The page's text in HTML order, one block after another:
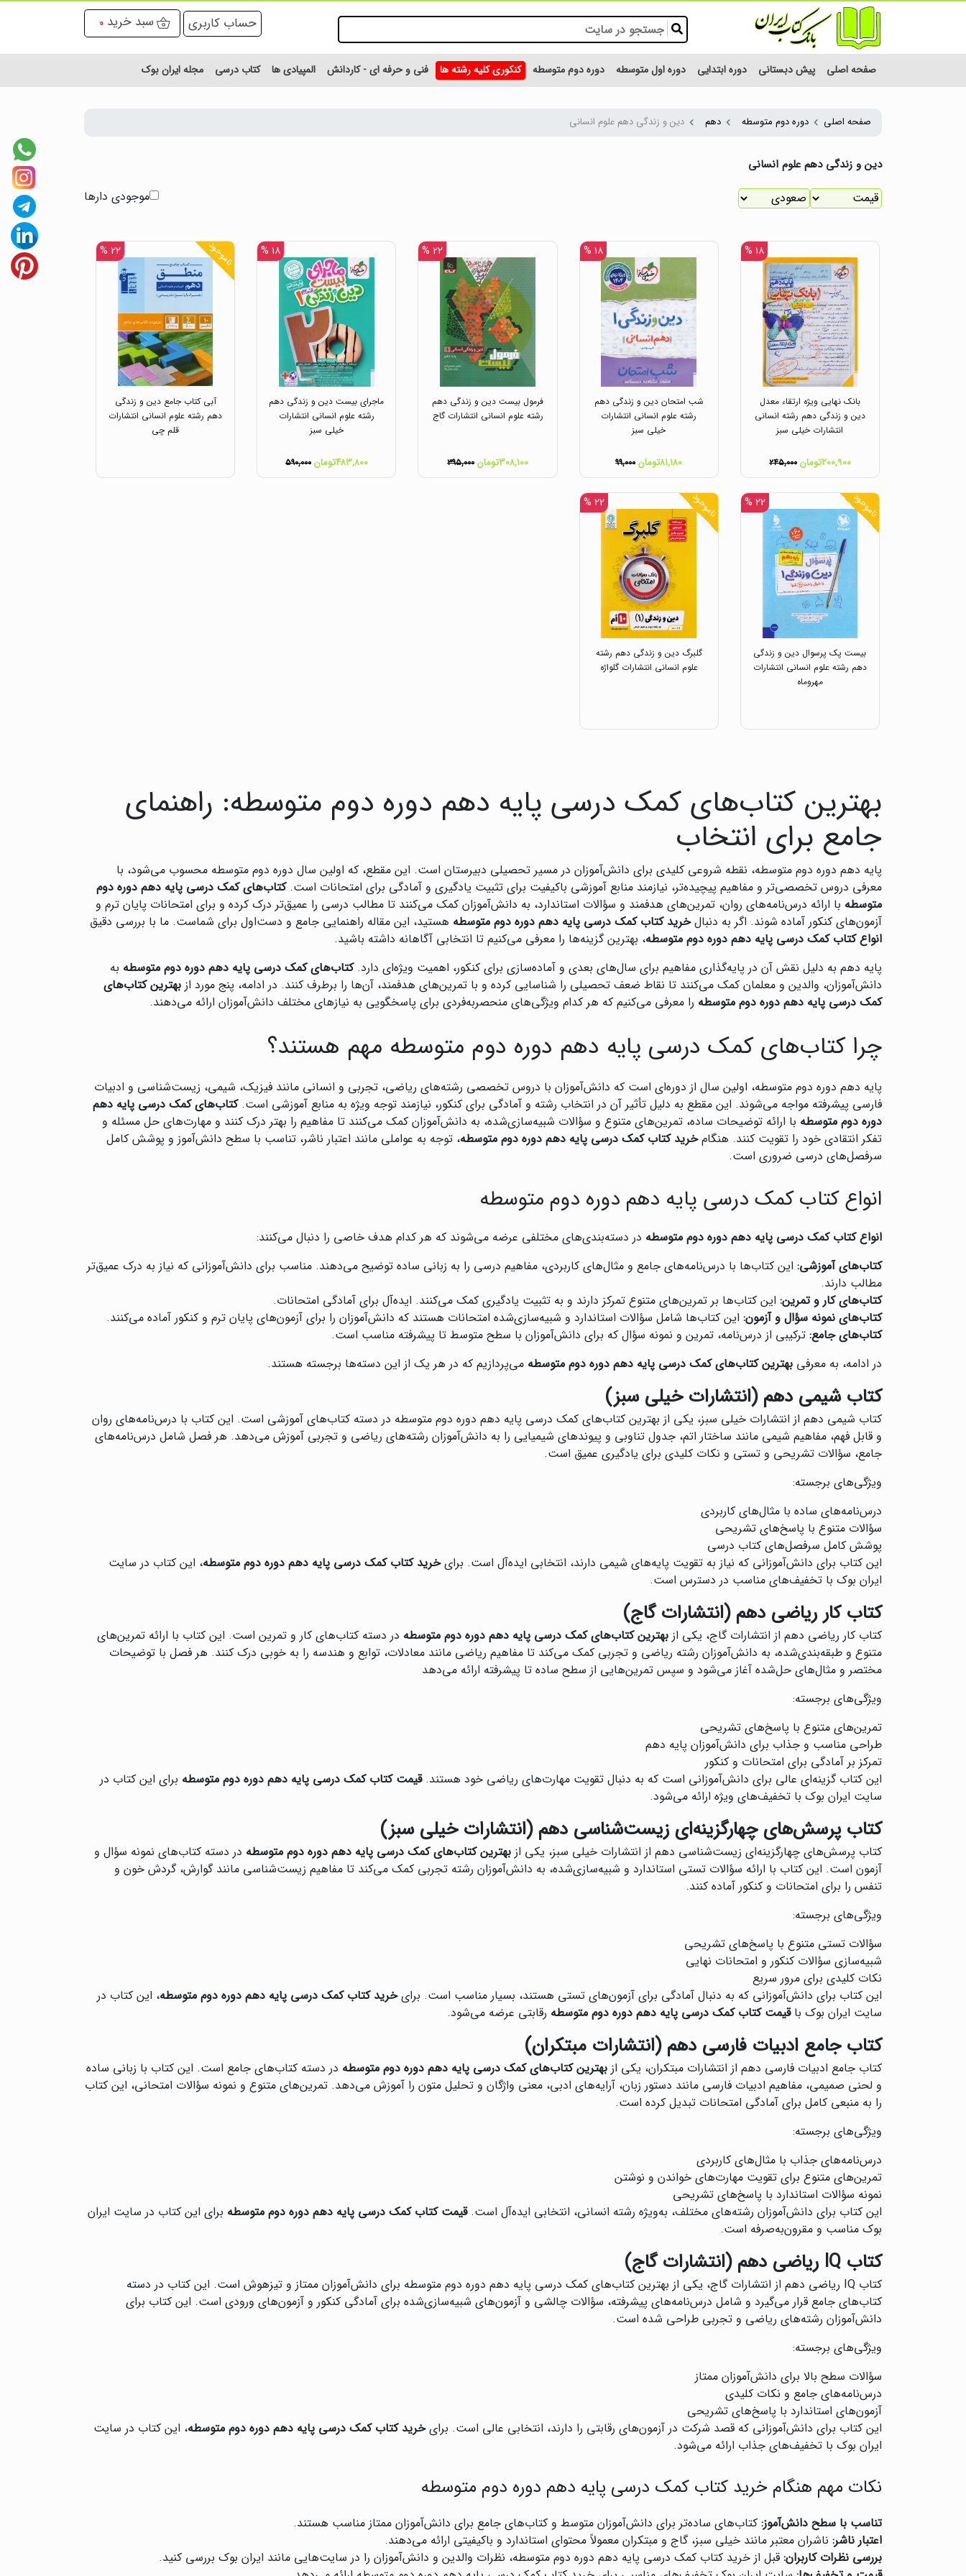
حساب کاربری سبد خرید 0
صفحه اصلی پیش دبستانی دوره ابتدایی دوره اول متوسطه دوره دوم متوسطه کنکوری کلیه رشته ها فنی و حرفه ای - کاردانش المپیادی ها کتاب درسی مجله ایران بوک
صفحه اصلی دوره دوم متوسطه دهم دین و زندگی دهم علوم انسانی
دین و زندگی دهم علوم انسانی
موجودی دارها
۱۸ %
بانک نهایی ویژه ارتقاء معدل
دین و زندگی دهم رشته انسانی
انتشارات خیلی سبز
۲۰۰,۹۰۰تومان ۲۴۵,۰۰۰
۱۸ %
شب امتحان دین و زندگی دهم
رشته علوم انسانی انتشارات
خیلی سبز
۸۱,۱۸۰تومان ۹۹,۰۰۰
۲۲ %
فرمول بیست دین و زندگی دهم
رشته علوم انسانی انتشارات گاج
۳۰۸,۱۰۰تومان ۳۹۵,۰۰۰
۱۸ %
ماجرای بیست دین و زندگی دهم
رشته علوم انسانی انتشارات
خیلی سبز
۴۸۳,۸۰۰تومان ۵۹۰,۰۰۰
ناموجود ۲۲ %
آبی کتاب جامع دین و زندگی
دهم رشته علوم انسانی انتشارات
قلم چی
ناموجود ۲۲ %
بیست پک پرسوال دین و زندگی
دهم رشته علوم انسانی انتشارات
مهروماه
ناموجود ۲۲ %
گلبرگ دین و زندگی دهم رشته
علوم انسانی انتشارات گلواژه
بهترین کتاب‌های کمک درسی پایه دهم دوره دوم متوسطه: راهنمای
جامع برای انتخاب
پایه دهم دوره دوم متوسطه، نقطه شروعی کلیدی برای دانش‌آموزان در مسیر تحصیلی دبیرستان است. این مقطع، که اولین سال دوره دوم متوسطه محسوب می‌شود، با
معرفی دروس تخصصی‌تر و مفاهیم پیچیده‌تر، نیازمند منابع آموزشی باکیفیت برای تثبیت یادگیری و آمادگی برای امتحانات است.کتاب‌های کمک درسی پایه دهم دوره دوم
متوسطه با ارائه درس‌نامه‌های روان، تمرین‌های هدفمند و سؤالات استاندارد، به دانش‌آموزان کمک می‌کنند تا مطالب درسی را عمیق‌تر درک کرده و برای امتحانات پایان ترم و
آزمون‌های کنکور آماده شوند. اگر به دنبالخرید کتاب کمک درسی پایه دهم دوره دوم متوسطه هستید، این مقاله راهنمایی جامع و دست‌اول برای شماست. ما با بررسی دقیق
انواع کتاب کمک درسی پایه دهم دوره دوم متوسطه، بهترین گزینه‌ها را معرفی می‌کنیم تا انتخابی آگاهانه داشته باشید.
پایه دهم به دلیل نقش آن در پایه‌گذاری مفاهیم برای سال‌های بعدی و آماده‌سازی برای کنکور، اهمیت ویژه‌ای دارد.کتاب‌های کمک درسی پایه دهم دوره دوم متوسطه به
دانش‌آموزان، والدین و معلمان کمک می‌کنند تا نقاط ضعف تحصیلی را شناسایی کرده و با تمرین‌های هدفمند، آن‌ها را برطرف کنند. در ادامه، پنج مورد از بهترین کتاب‌های
کمک درسی پایه دهم دوره دوم متوسطه را معرفی می‌کنیم که هر کدام ویژگی‌های منحصربه‌فردی برای پاسخگویی به نیازهای مختلف دانش‌آموزان ارائه می‌دهند.
چرا کتاب‌های کمک درسی پایه دهم دوره دوم متوسطه مهم هستند؟
پایه دهم دوره دوم متوسطه، اولین سال از دوره‌ای است که دانش‌آموزان با دروس تخصصی رشته‌های ریاضی، تجربی و انسانی مانند فیزیک، شیمی، زیست‌شناسی و ادبیات
فارسی پیشرفته مواجه می‌شوند. این مقطع به دلیل تأثیر آن در انتخاب رشته و آمادگی برای کنکور، نیازمند توجه ویژه به منابع آموزشی است.کتاب‌های کمک درسی پایه دهم
دوره دوم متوسطه با ارائه توضیحات ساده، تمرین‌های متنوع و سؤالات شبیه‌سازی‌شده، به دانش‌آموزان کمک می‌کنند تا مفاهیم را بهتر درک کنند و مهارت‌های حل مسئله و
تفکر انتقادی خود را تقویت کنند. هنگامخرید کتاب کمک درسی پایه دهم دوره دوم متوسطه، توجه به عواملی مانند اعتبار ناشر، تناسب با سطح دانش‌آموز و پوشش کامل
سرفصل‌های درسی ضروری است.
انواع کتاب کمک درسی پایه دهم دوره دوم متوسطه
انواع کتاب کمک درسی پایه دهم دوره دوم متوسطه در دسته‌بندی‌های مختلفی عرضه می‌شوند که هر کدام هدف خاصی را دنبال می‌کنند:
کتاب‌های آموزشی: این کتاب‌ها با درس‌نامه‌های جامع و مثال‌های کاربردی، مفاهیم درسی را به زبانی ساده توضیح می‌دهند. مناسب برای دانش‌آموزانی که نیاز به درک عمیق‌تر
مطالب دارند.
کتاب‌های کار و تمرین: این کتاب‌ها بر تمرین‌های متنوع تمرکز دارند و به تثبیت یادگیری کمک می‌کنند. ایده‌آل برای آمادگی امتحانات.
کتاب‌های نمونه سؤال و آزمون: این کتاب‌ها شامل سؤالات استاندارد و شبیه‌سازی‌شده امتحانات هستند که دانش‌آموزان را برای آزمون‌های پایان ترم و کنکور آماده می‌کنند.
کتاب‌های جامع: ترکیبی از درس‌نامه، تمرین و نمونه سؤال که برای دانش‌آموزان با سطح متوسط تا پیشرفته مناسب است.
در ادامه، به معرفی بهترین کتاب‌های کمک درسی پایه دهم دوره دوم متوسطه می‌پردازیم که در هر یک از این دسته‌ها برجسته هستند.
کتاب شیمی دهم (انتشارات خیلی سبز)
کتاب شیمی دهم از انتشارات خیلی سبز، یکی از بهترین کتاب‌های کمک درسی پایه دهم دوره دوم متوسطه در دسته کتاب‌های آموزشی است. این کتاب با درس‌نامه‌های روان
و قابل فهم، مفاهیم شیمی مانند ساختار اتم، جدول تناوبی و پیوندهای شیمیایی را به دانش‌آموزان رشته‌های ریاضی و تجربی آموزش می‌دهد. هر فصل شامل درس‌نامه‌های
جامع، سؤالات تشریحی و تستی و نکات کلیدی برای یادگیری عمیق است.
ویژگی‌های برجسته:
درس‌نامه‌های ساده با مثال‌های کاربردی
سؤالات متنوع با پاسخ‌های تشریحی
پوشش کامل سرفصل‌های کتاب درسی
این کتاب برای دانش‌آموزانی که نیاز به تقویت پایه‌های شیمی دارند، انتخابی ایده‌آل است. برایخرید کتاب کمک درسی پایه دهم دوره دوم متوسطه، این کتاب در سایت
ایران بوک با تخفیف‌های مناسب در دسترس است.
کتاب کار ریاضی دهم (انتشارات گاج)
کتاب کار ریاضی دهم از انتشارات گاج، یکی از بهترین کتاب‌های کمک درسی پایه دهم دوره دوم متوسطه در دسته کتاب‌های کار و تمرین است. این کتاب با ارائه تمرین‌های
متنوع و طبقه‌بندی‌شده، به دانش‌آموزان رشته ریاضی و تجربی کمک می‌کند تا مفاهیم ریاضی مانند معادلات، توابع و هندسه را به خوبی درک کنند. هر فصل با توضیحات
مختصر و مثال‌های حل‌شده آغاز می‌شود و سپس تمرین‌هایی از سطح ساده تا پیشرفته ارائه می‌دهد
ویژگی‌های برجسته:
تمرین‌های متنوع با پاسخ‌های تشریحی
طراحی مناسب و جذاب برای دانش‌آموزان پایه دهم
تمرکز بر آمادگی برای امتحانات و کنکور
این کتاب گزینه‌ای عالی برای دانش‌آموزانی است که به دنبال تقویت مهارت‌های ریاضی خود هستند.قیمت کتاب کمک درسی پایه دهم دوره دوم متوسطه برای این کتاب در
سایت ایران بوک با تخفیف‌های ویژه ارائه می‌شود.
کتاب پرسش‌های چهارگزینه‌ای زیست‌شناسی دهم (انتشارات خیلی سبز)
‌کتاب پرسش‌های چهارگزینه‌ای زیست‌شناسی دهم از انتشارات خیلی سبز، یکی از بهترین کتاب‌های کمک درسی پایه دهم دوره دوم متوسطه در دسته کتاب‌های نمونه سؤال و
آزمون است. این کتاب با ارائه سؤالات تستی استاندارد و شبیه‌سازی‌شده، به دانش‌آموزان رشته تجربی کمک می‌کند تا مفاهیم زیست‌شناسی مانند گوارش، گردش خون و
تنفس را برای امتحانات و کنکور آماده کنند.
ویژگی‌های برجسته:
سؤالات تستی متنوع با پاسخ‌های تشریحی
شبیه‌سازی سؤالات کنکور و امتحانات نهایی
نکات کلیدی برای مرور سریع
این کتاب برای دانش‌آموزانی که به دنبال آمادگی برای آزمون‌های تستی هستند، بسیار مناسب است. برایخرید کتاب کمک درسی پایه دهم دوره دوم متوسطه، این کتاب در
سایت ایران بوک باقیمت کتاب کمک درسی پایه دهم دوره دوم متوسطه رقابتی عرضه می‌شود.
کتاب جامع ادبیات فارسی دهم (انتشارات مبتکران)
کتاب جامع ادبیات فارسی دهم از انتشارات مبتکران، یکی از بهترین کتاب‌های کمک درسی پایه دهم دوره دوم متوسطه در دسته کتاب‌های جامع است. این کتاب با زبانی ساده
و لحنی صمیمی، مفاهیم ادبیات فارسی مانند دستور زبان، آرایه‌های ادبی، معنی واژگان و تحلیل متون را آموزش می‌دهد. تمرین‌های متنوع و نمونه سؤالات امتحانی، این کتاب
را به منبعی کامل برای آمادگی امتحانات تبدیل کرده است.
ویژگی‌های برجسته:
درس‌نامه‌های جذاب با مثال‌های کاربردی
تمرین‌های متنوع برای تقویت مهارت‌های خواندن و نوشتن
نمونه سؤالات استاندارد با پاسخ‌های تشریحی
این کتاب برای دانش‌آموزان رشته‌های مختلف، به‌ویژه رشته انسانی، انتخابی ایده‌آل است.قیمت کتاب کمک درسی پایه دهم دوره دوم متوسطه برای این کتاب در سایت ایران
بوک مناسب و مقرون‌به‌صرفه است.
کتاب IQ ریاضی دهم (انتشارات گاج)
کتاب IQ ریاضی دهم از انتشارات گاج، یکی از بهترین کتاب‌های کمک درسی پایه دهم دوره دوم متوسطه برای دانش‌آموزان ممتاز و تیزهوش است. این کتاب در دسته
کتاب‌های جامع قرار می‌گیرد و شامل درس‌نامه‌های پیشرفته، سؤالات چالشی و آزمون‌های شبیه‌سازی‌شده برای آمادگی کنکور و آزمون‌های ورودی است. این کتاب برای
دانش‌آموزان رشته‌های ریاضی و تجربی طراحی شده است.
ویژگی‌های برجسته:
سؤالات سطح بالا برای دانش‌آموزان ممتاز
درس‌نامه‌های جامع و نکات کلیدی
آزمون‌های استاندارد با پاسخ‌های تشریحی
این کتاب برای دانش‌آموزانی که قصد شرکت در آزمون‌های رقابتی را دارند، انتخابی عالی است. برایخرید کتاب کمک درسی پایه دهم دوره دوم متوسطه، این کتاب در سایت
ایران بوک با تخفیف‌های جذاب ارائه می‌شود.
نکات مهم هنگام خرید کتاب کمک درسی پایه دهم دوره دوم متوسطه
تناسب با سطح دانش‌آموز: کتاب‌های ساده‌تر برای دانش‌آموزان متوسط و کتاب‌های جامع برای دانش‌آموزان ممتاز مناسب هستند.
اعتبار ناشر: ناشران معتبر مانند خیلی سبز، گاج و مبتکران معمولاً محتوای استاندارد و باکیفیتی ارائه می‌دهند.
بررسی نظرات کاربران: قبل از خرید کتاب کمک درسی پایه دهم دوره دوم متوسطه، نظرات والدین و دانش‌آموزان را در سایت‌هایی مانند ایران بوک بررسی کنید.